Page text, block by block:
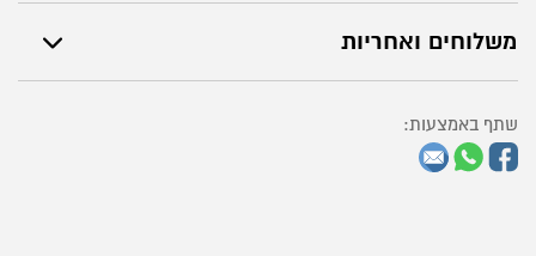
משלוחים ואחריות
שתף באמצעות: